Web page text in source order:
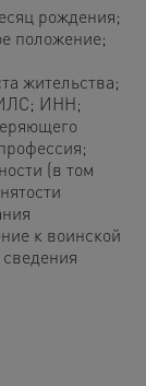
рождения;
положение;
жительства;
ИНН;
(в том
к воинской